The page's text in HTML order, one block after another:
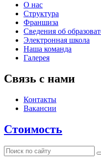
О нас
Структура
Франшиза
Сведения об
Электронная школа
Наша команда
Галерея
Связь с нами
Контакты
Вакансии
Стоимость